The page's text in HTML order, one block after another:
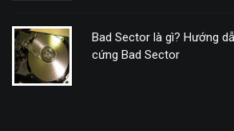
Bad Sector là gì? Hướng
cứng Bad Sector